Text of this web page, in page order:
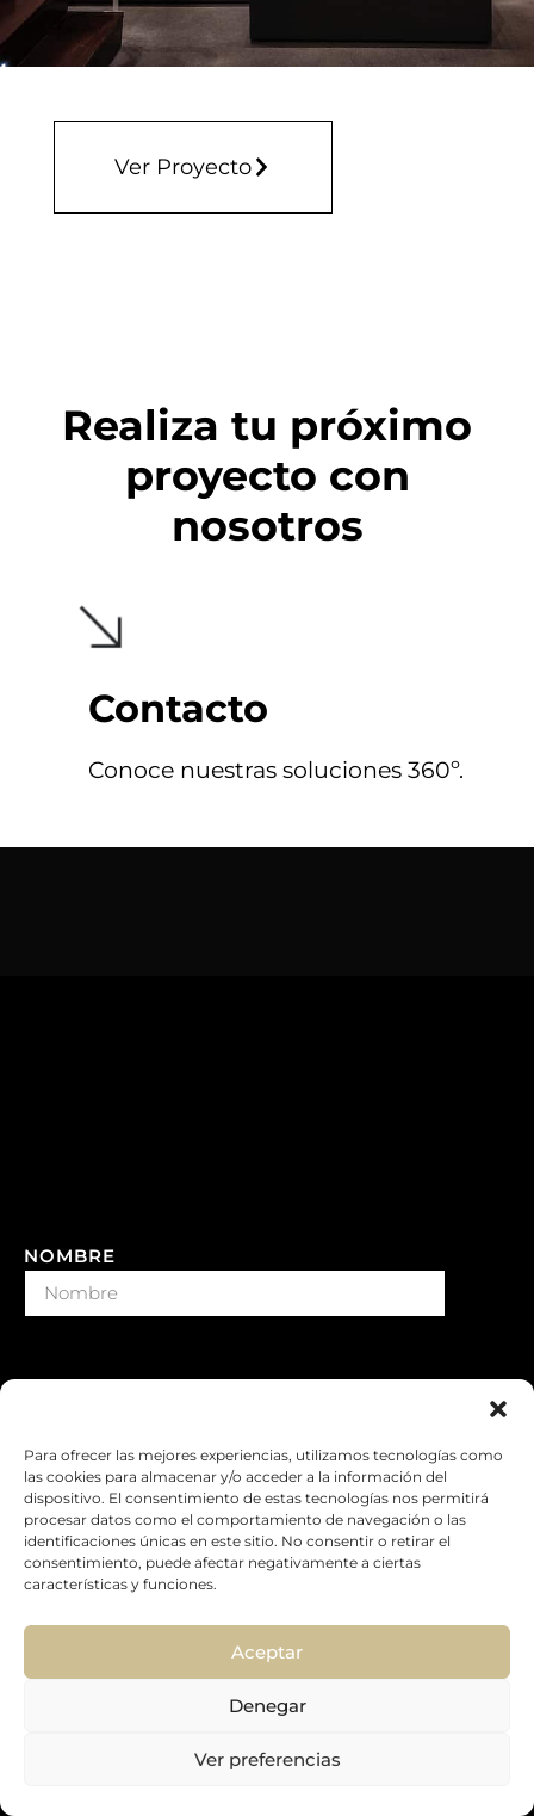
Para ofrecer las mejores experiencias, utilizamos tecnologías como
las cookies para almacenar y/o acceder a la información del
dispositivo. El consentimiento de estas tecnologías nos permitirá
procesar datos como el comportamiento de navegación o las
identificaciones únicas en este sitio. No consentir o retirar el
consentimiento, puede afectar negativamente a ciertas
características y funciones.
Aceptar
Denegar
Ver preferencias
Ver Proyecto
Realiza tu próximo
proyecto con
nosotros
Contacto
Conoce nuestras soluciones 360º.
NOMBRE
EMAIL